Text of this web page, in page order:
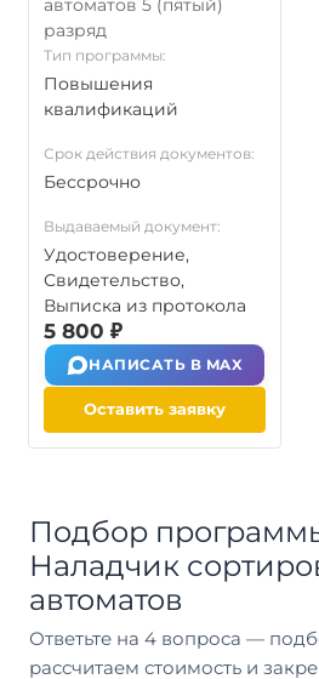
автоматов 5 (пятый)
разряд
Тип программы:
Повышения
квалификаций
Срок действия документов:
Бессрочно
Выдаваемый документ:
Удостоверение,
Свидетельство,
Выписка из протокола
5 800 ₽
НАПИСАТЬ В MAX
Оставить заявку
Подбор
Наладчик
автоматов
Ответьте на 4 вопроса —
рассчитаем стоимость и